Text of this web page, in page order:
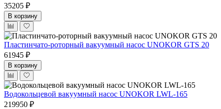
35205 ₽
В корзину
Пластинчато-роторный вакуумный насос UNOKOR GTS 20
61945 ₽
В корзину
Водокольцевой вакуумный насос UNOKOR LWL-165
219950 ₽